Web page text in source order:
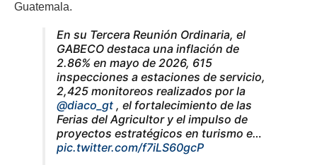
Guatemala.
En su Tercera Reunión Ordinaria, el
GABECO destaca una inflación de
2.86% en mayo de 2026, 615
inspecciones a estaciones de servicio,
2,425 monitoreos realizados por la
@diaco_gt , el fortalecimiento de las
Ferias del Agricultor y el impulso de
proyectos estratégicos en turismo e…
pic.twitter.com/f7iLS60gcP